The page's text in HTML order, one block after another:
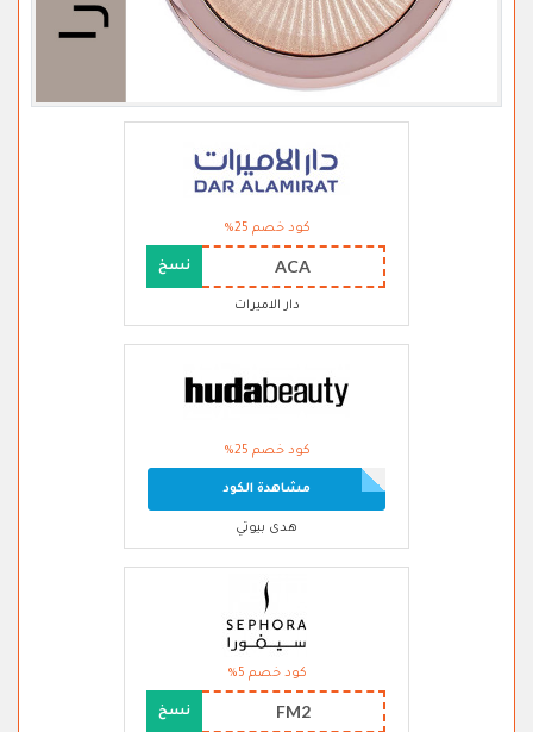
كود خصم 25%
ACA نسخ
دار الاميرات
كود خصم 25%
مشاهدة الكود
هدى بيوتي
كود خصم 5%
FM2 نسخ